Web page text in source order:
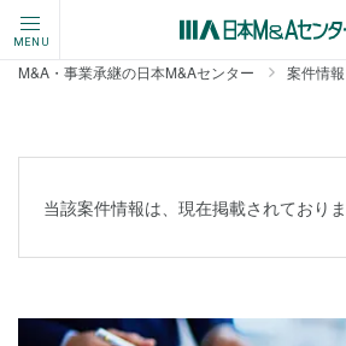
MENU
M&A・事業承継の日本M&Aセンター 案件情報
当該案件情報は、現在掲載されておりま